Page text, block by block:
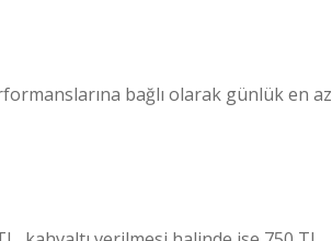
bağlı olarak günlük en az